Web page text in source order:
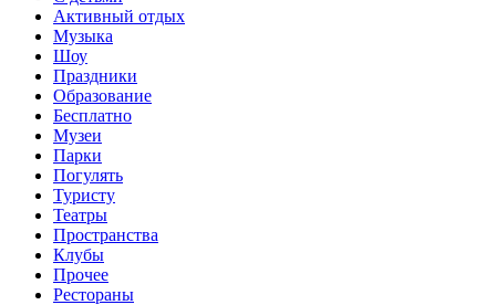
Активный отдых
Музыка
Шоу
Праздники
Образование
Бесплатно
Музеи
Парки
Погулять
Туристу
Театры
Пространства
Клубы
Прочее
Рестораны